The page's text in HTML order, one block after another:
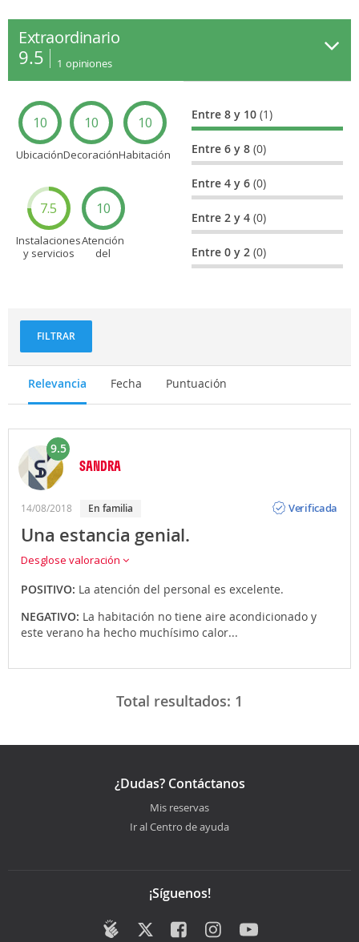
Extraordinario
9.5 1 opiniones
10
Ubicación
10
Decoración
10
Habitación
7.5
Instalaciones
y servicios
10
Atención
del
Entre 8 y 10(1)
Entre 6 y 8(0)
Entre 4 y 6(0)
Entre 2 y 4(0)
Entre 0 y 2(0)
FILTRAR
Relevancia Fecha Puntuación
9.5
SANDRA
14/08/2018 en familia
Verificada
Una estancia genial.
Desglose valoración
POSITIVO: La atención del personal es excelente.
NEGATIVO: La habitación no tiene aire acondicionado y
este verano ha hecho muchísimo calor...
Total resultados: 1
¿Dudas? Contáctanos
Mis reservas
Ir al Centro de ayuda
¡Síguenos!